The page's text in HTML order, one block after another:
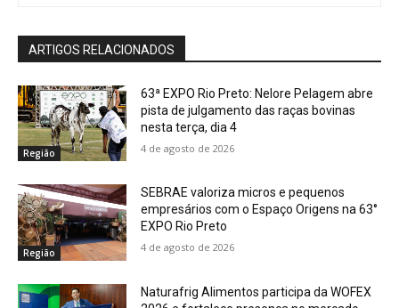
ARTIGOS RELACIONADOS
Região
63ª EXPO Rio Preto: Nelore Pelagem abre
pista de julgamento das raças bovinas
nesta terça, dia 4
4 de agosto de 2026
Região
SEBRAE valoriza micros e pequenos
empresários com o Espaço Origens na 63°
EXPO Rio Preto
4 de agosto de 2026
Naturafrig Alimentos participa da WOFEX